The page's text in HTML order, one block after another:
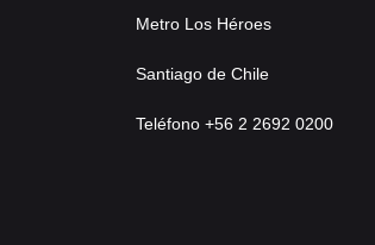
Metro Los Héroes
Santiago de Chile
Teléfono +56 2 2692 0200